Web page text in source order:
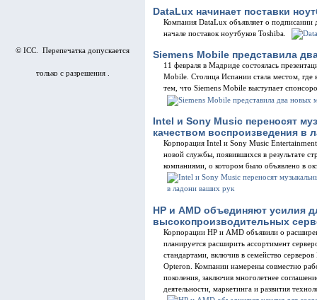
© ICC. Перепечатка допускается
только с разрешения .
DataLux начинает поставки
Компания DataLux объявляет о подписании
начале поставок ноутбуков Toshiba.
Siemens Mobile представилa
11 февраля в Мадриде состоялась
Mobile. Столица Испании стала местом, где
тем, что Siemens Mobile выступает
Intel и Sony Music переносят
качеством воспроизведения в
Корпорация Intel и Sony Music
новой службы, появившихся в результате
компаниями, о котором было объявлено в
HP и AMD объединяют усилия
высокопроизводительных
Корпорации HP и AMD объявили о
планируется расширить ассортимент
стандартами, включив в семейство
Opteron. Компании намерены совместно
поколения, заключив многолетнее
деятельности, маркетинга и развития